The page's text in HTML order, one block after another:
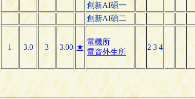
創新AI碩一
創新AI碩二
1 3.0 3 3.00 ★
電機所
電資外生所
2 3 4